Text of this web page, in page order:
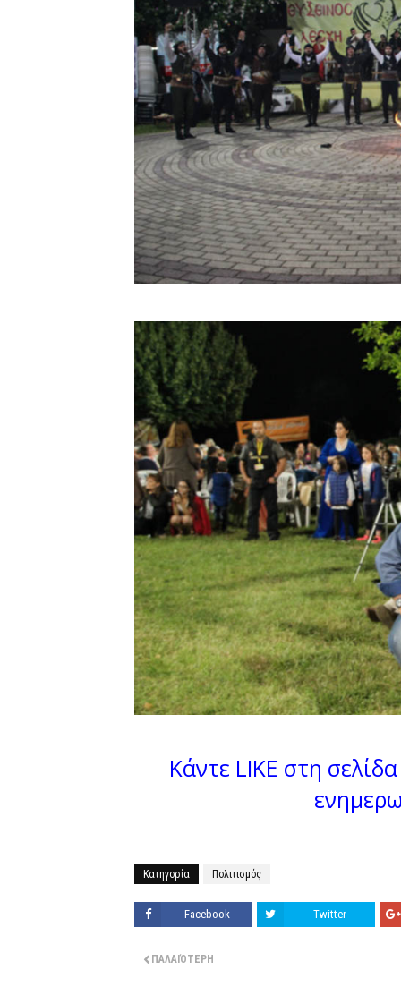
Κάντε LIKE στη
Κατηγορία Πολιτισμός
Facebook Twitter
ΠΑΛΑΙΌΤΕΡΗ